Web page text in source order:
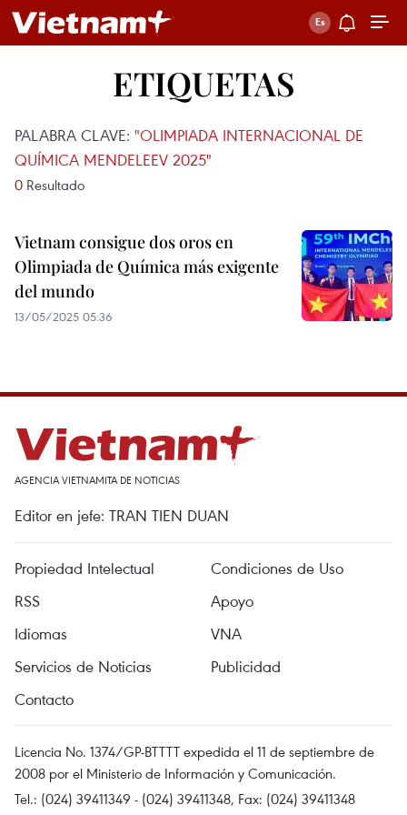
ETIQUETAS
PALABRA CLAVE: "OLIMPIADA INTERNACIONAL DE
QUÍMICA MENDELEEV 2025"
0 Resultado
Vietnam consigue dos oros en
Olimpiada de Química más exigente
del mundo
13/05/2025 05:36
AGENCIA VIETNAMITA DE NOTICIAS
Editor en jefe: TRAN TIEN DUAN
Propiedad Intelectual
Condiciones de Uso
RSS
Apoyo
Idiomas
VNA
Servicios de Noticias
Publicidad
Contacto
Licencia No. 1374/GP-BTTTT expedida el 11 de septiembre de
2008 por el Ministerio de Información y Comunicación.
Tel.: (024) 39411349 - (024) 39411348, Fax: (024) 39411348